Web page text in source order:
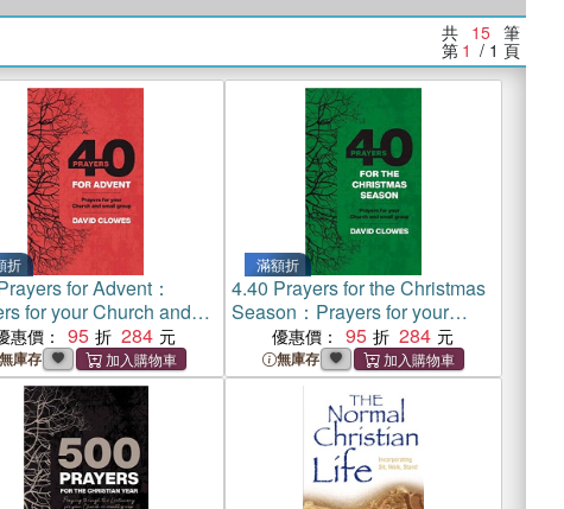
共 15 筆
第 1 / 1 頁
折
for Advent：
for your Church and
group
惠價： 95 284
庫存
滿額折
4.40 Prayers for the Christmas
Season：Prayers for your
Church and small group
優惠價： 95 284
無庫存